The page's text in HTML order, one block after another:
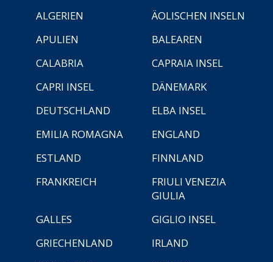
ALGERIEN
ÄOLISCHEN INSELN
APULIEN
BALEAREN
CALABRIA
CAPRAIA INSEL
CAPRI INSEL
DÄNEMARK
DEUTSCHLAND
ELBA INSEL
EMILIA ROMAGNA
ENGLAND
ESTLAND
FINNLAND
FRANKREICH
FRIULI VENEZIA
GIULIA
GALLES
GIGLIO INSEL
GRIECHENLAND
IRLAND